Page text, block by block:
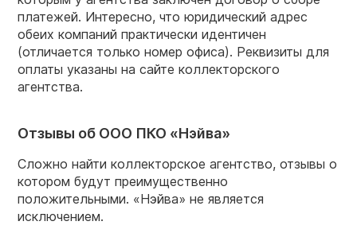
платежей. Интересно, что юридический адрес
обеих компаний практически идентичен
(отличается только номер офиса). Реквизиты для
оплаты указаны на сайте коллекторского
агентства.
Отзывы об ООО ПКО «Нэйва»
Сложно найти коллекторское агентство, отзывы о
котором будут преимущественно
положительными. «Нэйва» не является
исключением.